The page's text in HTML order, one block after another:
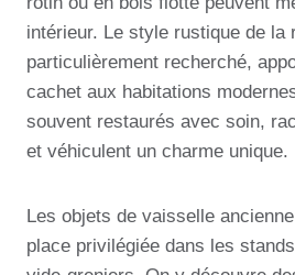
intérieur. Le style rustique de la
particulièrement recherché,
cachet aux habitations
souvent restaurés avec soin,
et véhiculent un charme unique.
Les objets de vaisselle
place privilégiée dans les